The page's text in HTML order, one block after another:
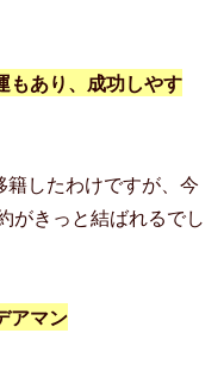
もあり、成功しやす
したわけですが、今
がきっと結ばれるでし
アマン